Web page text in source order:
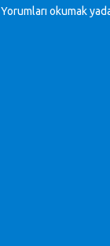
Yorumları okumak